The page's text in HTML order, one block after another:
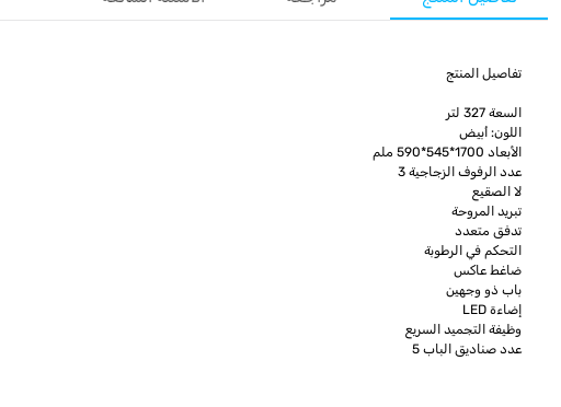
تفاصيل المنتج
السعة 327 لتر
اللون: أبيض
الأبعاد 1700*545*590 ملم
عدد الرفوف الزجاجية 3
لا الصقيع
تبريد المروحة
تدفق متعدد
التحكم في الرطوبة
ضاغط عاكس
باب ذو وجهين
إضاءة LED
وظيفة التجميد السريع
عدد صناديق الباب 5